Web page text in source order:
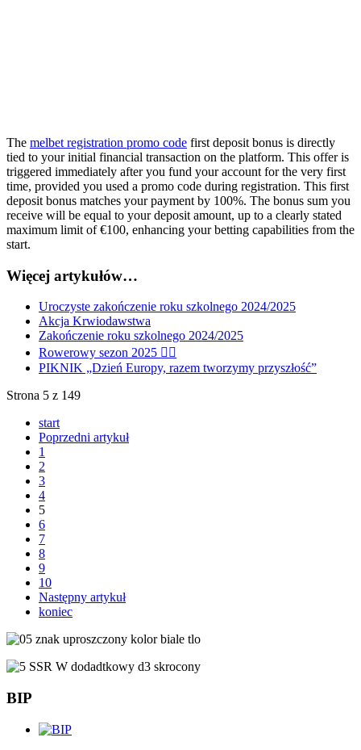
The melbet registration promo code first deposit bonus is directly
tied to your initial financial transaction on the platform. This offer is
triggered immediately after you fund your account for the very first
time, provided you used a promo code during registration. This first
deposit bonus matches your payment by 100%. The bonus sum you
receive will be equal to your deposit amount, up to a clearly stated
maximum limit of €100, enhancing your betting capabilities from the
start.
Więcej artykułów…
Uroczyste zakończenie roku szkolnego 2024/2025
Akcja Krwiodawstwa
Zakończenie roku szkolnego 2024/2025
Rowerowy sezon 2025 🚴‍♂️
PIKNIK „Dzień Europy, razem tworzymy przyszłość”
Strona 5 z 149
start
Poprzedni artykuł
1
2
3
4
5
6
7
8
9
10
Następny artykuł
koniec
BIP